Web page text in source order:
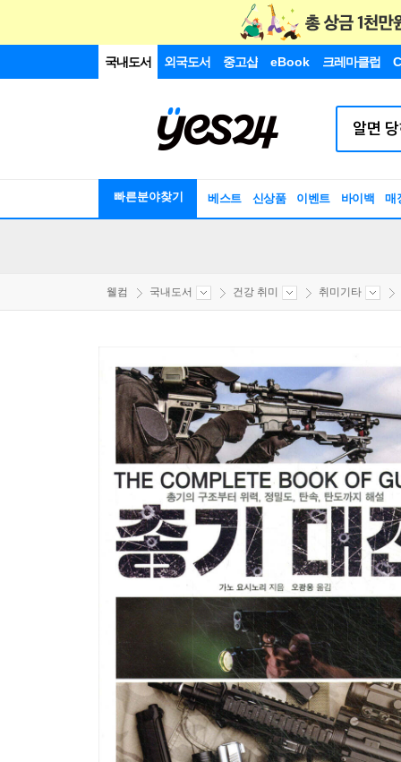
국내도서 외국도서 중고샵 eBook 크레마클럽
빠른분야찾기 베스트 신상품 이벤트 바이백 매
웰컴 국내도서 건강 취미 취미기타